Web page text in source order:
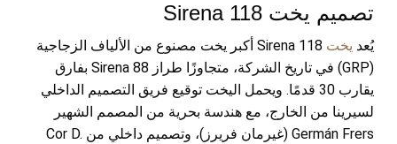
تصميم يخت Sirena 118
يُعد يخت
Sirena 118 أكبر يخت مصنوع من الألياف الزجاجية
(GRP) في تاريخ الشركة، متجاوزًا طراز Sirena 88 بفارق
يقارب 30 قدمًا. ويحمل اليخت توقيع فريق التصميم الداخلي
لسيرينا من الخارج، مع هندسة بحرية من المصمم الشهير
Germán Frers (غيرمان فريرز)، وتصميم داخلي من Cor D.